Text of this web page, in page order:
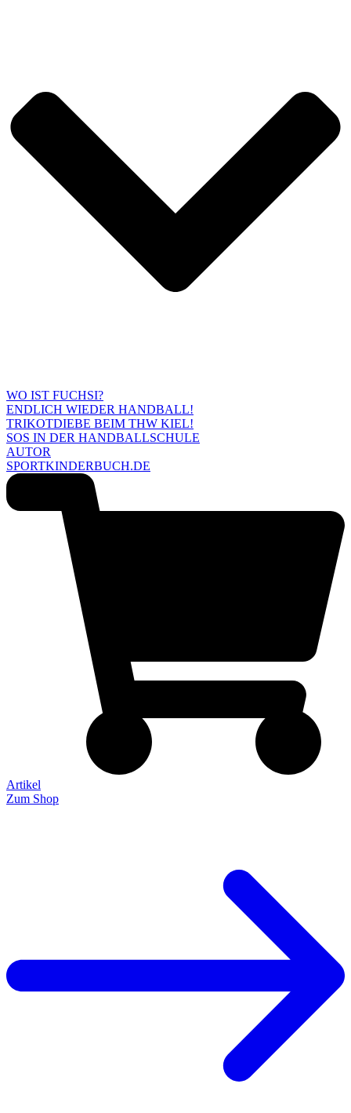
WO IST FUCHSI?
ENDLICH WIEDER HANDBALL!
TRIKOTDIEBE BEIM THW KIEL!
SOS IN DER HANDBALLSCHULE
AUTOR
SPORTKINDERBUCH.DE
Artikel
Zum Shop